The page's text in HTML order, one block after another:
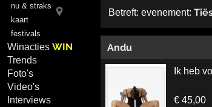
nu & straks
kaart
festivals
WinactiesWIN
Trends
Foto's
Video's
Interviews
Betreft: evenement:
Andu
Ik heb
€ 45,00